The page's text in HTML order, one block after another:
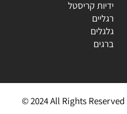
פרזול
למטבחים
למטבח